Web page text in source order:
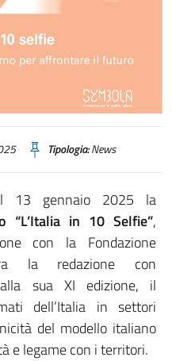
Tipologia:News
13 gennaio 2025 la
“L’Italia in 10 Selfie”,
con la Fondazione
la redazione con
alla sua XI edizione, il
dell’Italia in settori
del modello italiano
e legame con i territori.